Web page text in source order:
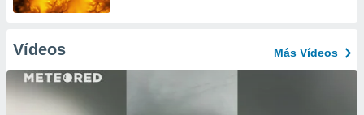
Vídeos Más Vídeos